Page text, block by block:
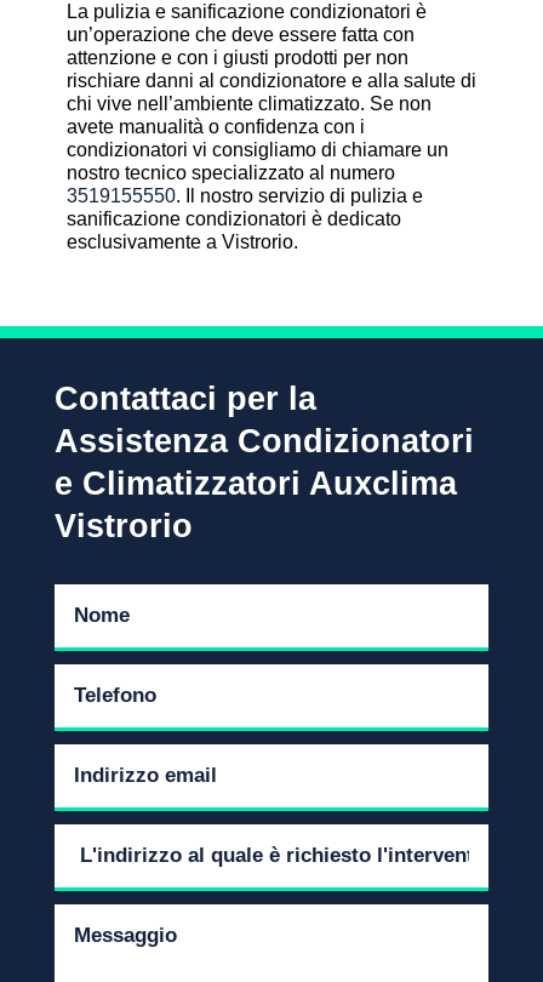
La pulizia e sanificazione condizionatori è
un’operazione che deve essere fatta con
attenzione e con i giusti prodotti per non
rischiare danni al condizionatore e alla salute di
chi vive nell’ambiente climatizzato. Se non
avete manualità o confidenza con i
condizionatori vi consigliamo di chiamare un
nostro tecnico specializzato al numero
3519155550. Il nostro servizio di pulizia e
sanificazione condizionatori è dedicato
esclusivamente a Vistrorio.
Contattaci per la
Assistenza Condizionatori
e Climatizzatori Auxclima
Vistrorio